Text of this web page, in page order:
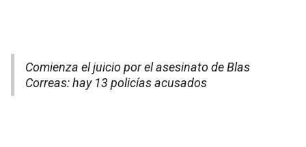
Comienza el juicio por el asesinato de Blas
Correas: hay 13 policías acusados